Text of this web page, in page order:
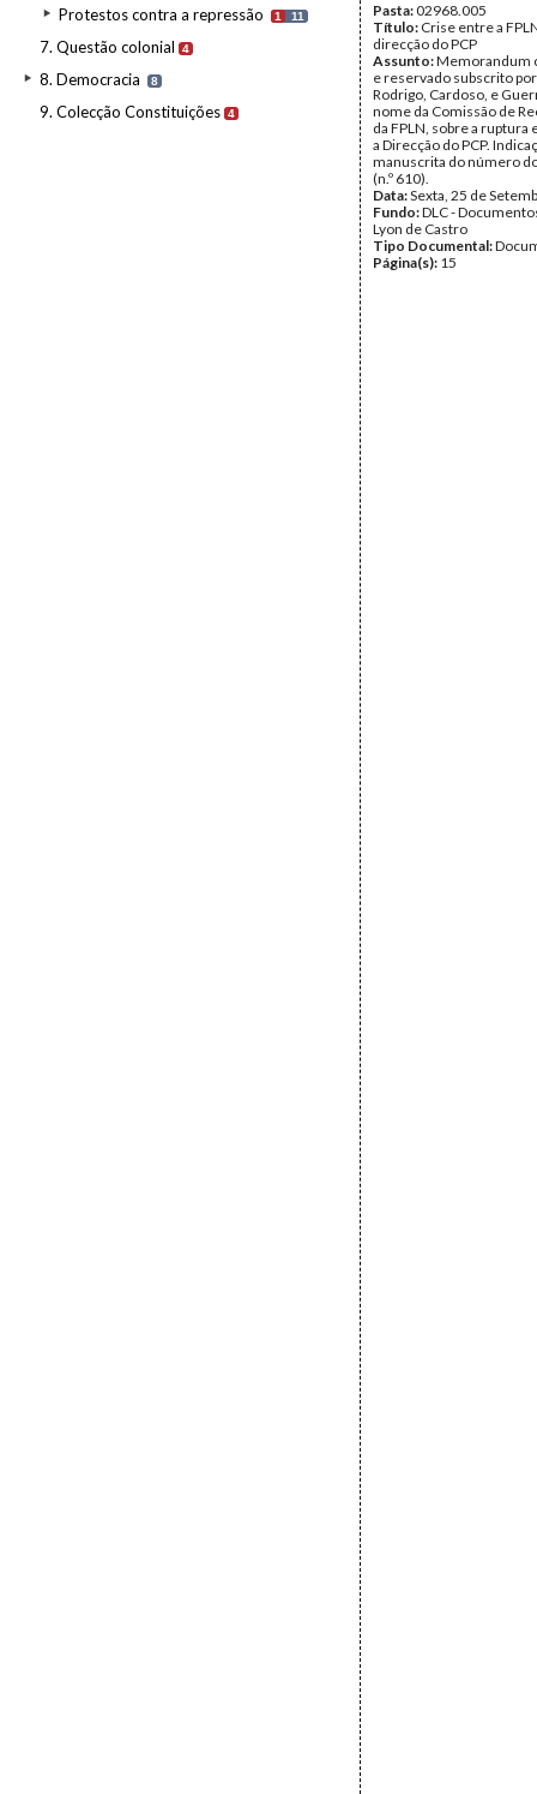
Protestos contra a repressão 1 11
7. Questão colonial 4
8. Democracia 8
9. Colecção Constituições 4
Pasta:02968.005
Título: Crise entre a
direcção do PCP
Assunto:Memorandum
e reservado subscrito
Rodrigo, Cardoso, e
nome da Comissão de
da FPLN, sobre a ruptura
a Direcção do PCP.
manuscrita do número
(n.º 610).
Data:Sexta, 25 de
Fundo:DLC -
Lyon de Castro
Tipo Documental:
Página(s): 15